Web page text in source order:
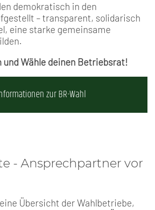
demokratisch in den
– transparent, solidarisch
eine starke gemeinsame
und Wähle deinen Betriebsrat!
zur BR-Wahl
- Ansprechpartner vor
Übersicht der Wahlbetriebe,